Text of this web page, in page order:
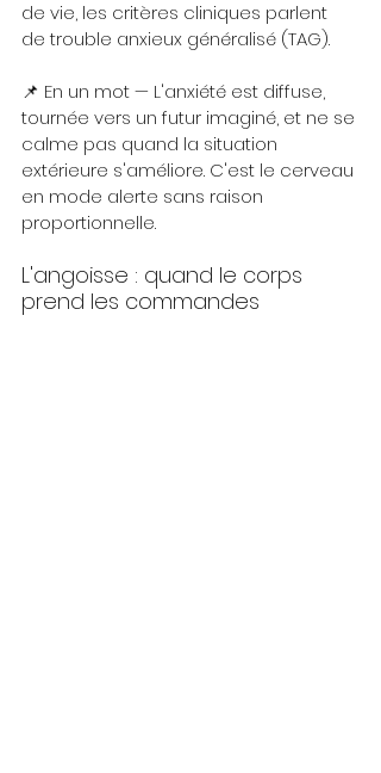
de vie, les critères cliniques parlent
de trouble anxieux généralisé (TAG).
📌 En un mot — L'anxiété est diffuse,
tournée vers un futur imaginé, et ne se
calme pas quand la situation
extérieure s'améliore. C'est le cerveau
en mode alerte sans raison
proportionnelle.
L'angoisse : quand le corps
prend les commandes